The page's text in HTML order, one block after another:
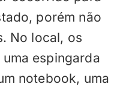
porém não
No local, os
espingarda
notebook, uma